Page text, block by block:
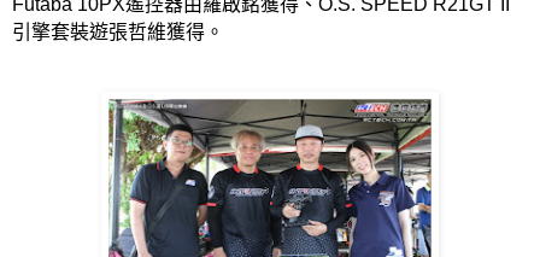
引擎套裝遊張哲維獲得。